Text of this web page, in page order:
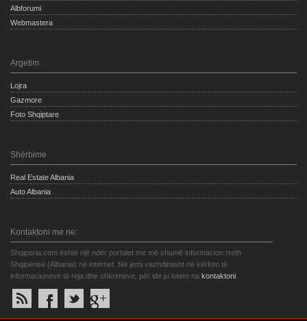
Albforumi
Webmastera
Argetim
Lojra
Gazmore
Foto Shqiptare
Shërbime
Real Estate Albania
Auto Albania
Kontaktoni me ne:
Shqiperia.com është një ndër portalet me më shumë informacion rreth
Shqipërisë (Albania) në internet. Ne jemi vazhdimisht në kërkim të
informacioneve të reja dhe shkrimeve, për ide ju lutem na kontaktoni